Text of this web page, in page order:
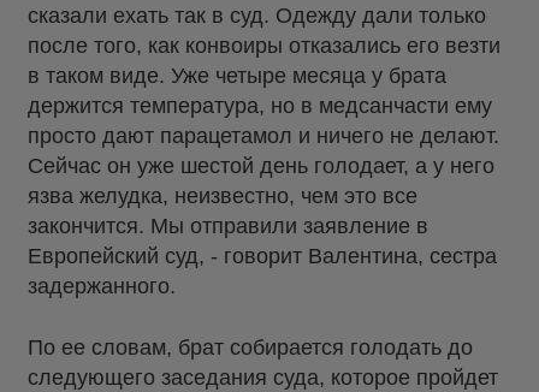
сказали ехать так в суд. Одежду дали только
после того, как конвоиры отказались его везти
в таком виде. Уже четыре месяца у брата
держится температура, но в медсанчасти ему
просто дают парацетамол и ничего не делают.
Сейчас он уже шестой день голодает, а у него
язва желудка, неизвестно, чем это все
закончится. Мы отправили заявление в
Европейский суд, - говорит Валентина, сестра
задержанного.
По ее словам, брат собирается голодать до
следующего заседания суда, которое пройдет